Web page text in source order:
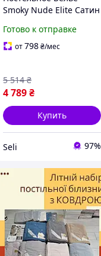
Smoky Nude Elite Сатин
Сатинова Білизна
Smoky Nude Elite Сатин
Готово к отправке
от798₴/мес
4 789₴
5 514 ₴
Купить
Seli 97%